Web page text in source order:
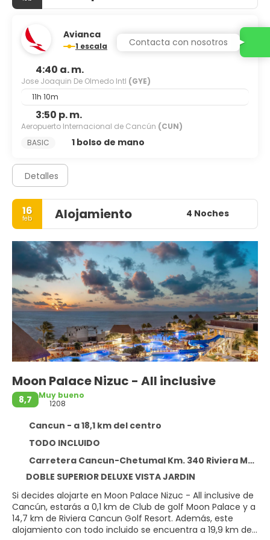
Avianca
1 escala
4:40 a. m.
Jose Joaquin De Olmedo Intl (GYE)
11h 10m
3:50 p. m.
Aeropuerto Internacional de Cancún (CUN)
BASIC
1 bolso de mano
Detalles
16
feb Alojamiento 4 Noches
Moon Palace Nizuc - All inclusive
8,7
Muy bueno
1208
Cancun - a 18,1 km del centro
TODO INCLUIDO
Carretera Cancun-Chetumal Km. 340 Riviera Maya, Cancun 77500
DOBLE SUPERIOR DELUXE VISTA JARDIN
Si decides alojarte en Moon Palace Nizuc - All inclusive de
Cancún, estarás a 0,1 km de Club de golf Moon Palace y a
14,7 km de Riviera Cancun Golf Resort. Además, este
alojamiento con todo incluido se encuentra a 19,9 km de
Contacta con nosotros